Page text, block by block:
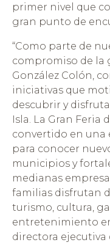
primer nivel que
gran punto de
“Como parte de
compromiso de la
González Colón,
iniciativas que
descubrir y
Isla. La Gran Feria
convertido en
para conocer
municipios y
medianas
familias disfrutan
turismo, cultura,
entretenimiento
directora ejecutiva